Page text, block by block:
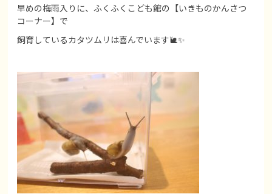
早めの梅雨入りに、ふくふくこども館の【いきものかんさつ
コーナー】で
飼育しているカタツムリは喜んでいます🐌✨